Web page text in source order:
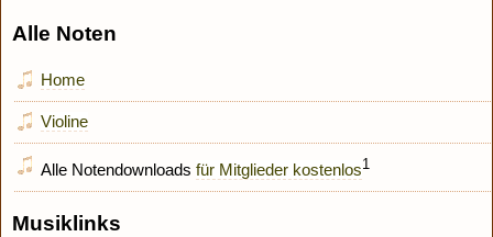
Alle Noten
Home
Violine
Alle Notendownloads für Mitglieder kostenlos1
Musiklinks